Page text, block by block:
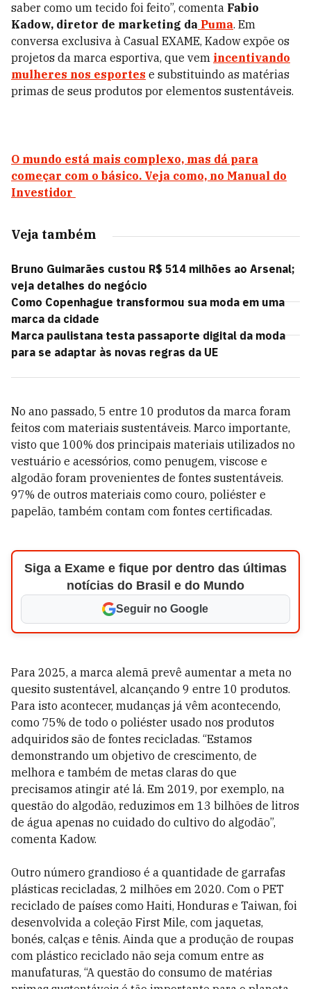
saber como um tecido foi feito”, comenta Fabio
Kadow, diretor de marketing da Puma. Em
conversa exclusiva à Casual EXAME, Kadow expõe os
projetos da marca esportiva, que vem incentivando
mulheres nos esportes e substituindo as matérias
primas de seus produtos por elementos sustentáveis.
O mundo está mais complexo, mas dá para
começar com o básico. Veja como, no Manual do
Investidor
Veja também
Bruno Guimarães custou R$ 514 milhões ao Arsenal;
veja detalhes do negócio
Como Copenhague transformou sua moda em uma
marca da cidade
Marca paulistana testa passaporte digital da moda
para se adaptar às novas regras da UE
No ano passado, 5 entre 10 produtos da marca foram
feitos com materiais sustentáveis. Marco importante,
visto que 100% dos principais materiais utilizados no
vestuário e acessórios, como penugem, viscose e
algodão foram provenientes de fontes sustentáveis.
97% de outros materiais como couro, poliéster e
papelão, também contam com fontes certificadas.
Siga a Exame e fique por dentro das últimas
notícias do Brasil e do Mundo
Seguir no Google
Para 2025, a marca alemã prevê aumentar a meta no
quesito sustentável, alcançando 9 entre 10 produtos.
Para isto acontecer, mudanças já vêm acontecendo,
como 75% de todo o poliéster usado nos produtos
adquiridos são de fontes recicladas. “Estamos
demonstrando um objetivo de crescimento, de
melhora e também de metas claras do que
precisamos atingir até lá. Em 2019, por exemplo, na
questão do algodão, reduzimos em 13 bilhões de litros
de água apenas no cuidado do cultivo do algodão”,
comenta Kadow.
Outro número grandioso é a quantidade de garrafas
plásticas recicladas, 2 milhões em 2020. Com o PET
reciclado de países como Haiti, Honduras e Taiwan, foi
desenvolvida a coleção First Mile, com jaquetas,
bonés, calças e tênis. Ainda que a produção de roupas
com plástico reciclado não seja comum entre as
manufaturas, “A questão do consumo de matérias